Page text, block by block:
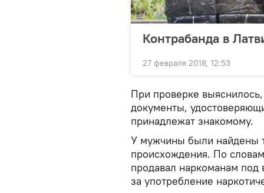
Контрабанда в
27 февраля 2018, 12:53
При проверке
документы,
принадлежат знакомому.
У мужчины были найдены
происхождения. По
продавал наркоманам
за употребление